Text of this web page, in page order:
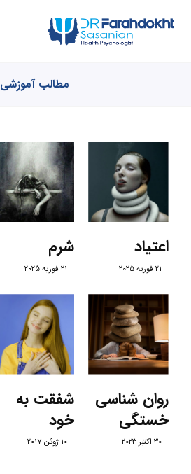
مطالب آموزشی
اعتیاد
۲۱ فوریه ۲۰۲۵
شرم
۲۱ فوریه ۲۰۲۵
روان شناسی
خستگی
۳۰ اکتبر ۲۰۲۳
شفقت به
خود
۱۰ ژوئن ۲۰۱۷